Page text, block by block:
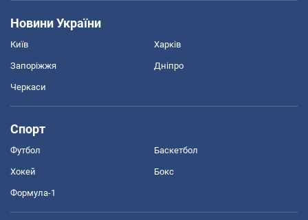
Новини України
Київ Харків
Запоріжжя Дніпро
Черкаси
Спорт
Футбол Баскетбол
Хокей Бокс
Формула-1